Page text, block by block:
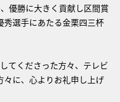
優勝に大きく貢献し区間賞
秀選手にあたる金栗四三杯
てくださった方々、テレビ
々に、心よりお礼申し上げ